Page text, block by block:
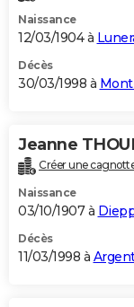
Naissance
12/03/1904 à
Décès
30/03/1998 à
Jeanne
Créer une
Naissance
03/10/1907 à
Décès
11/03/1998 à